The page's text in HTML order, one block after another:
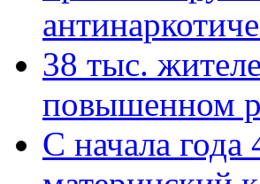
38 тыс.
повышенном
С начала года